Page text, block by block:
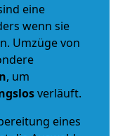
eine
wenn sie
Umzüge von
, um
verläuft.
eines